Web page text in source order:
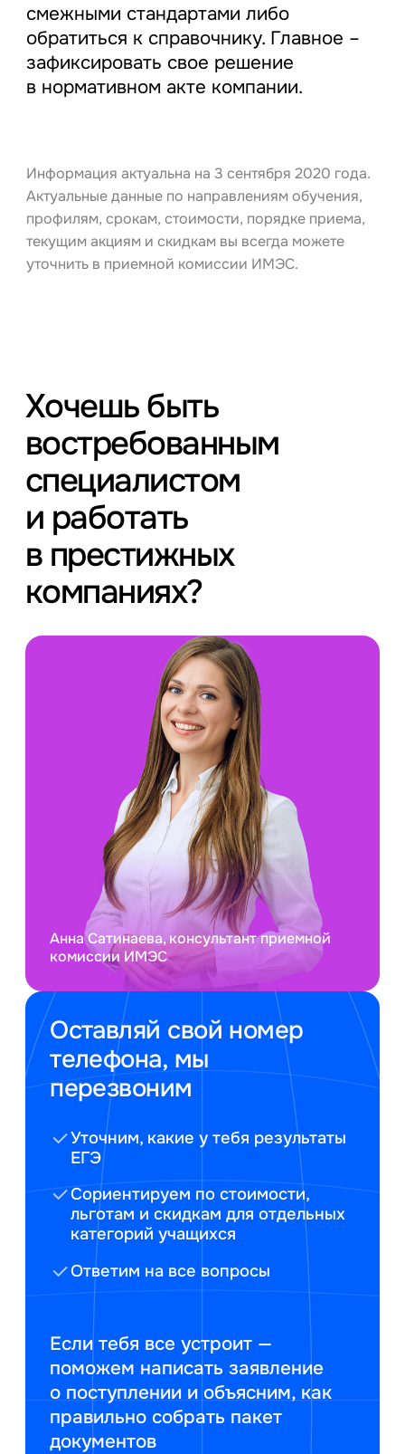
смежными стандартами либо
обратиться к справочнику. Главное –
зафиксировать свое решение
в нормативном акте компании.
Информация актуальна на 3 сентября 2020 года.
Актуальные данные по направлениям обучения,
профилям, срокам, стоимости, порядке приема,
текущим акциям и скидкам вы всегда можете
уточнить в приемной комиссии ИМЭС.
Хочешь быть
востребованным
специалистом
и работать
в престижных
компаниях?
Оставляй свой номер
телефона, мы
перезвоним
Уточним, какие у тебя результаты
ЕГЭ
Сориентируем по стоимости,
льготам и скидкам для отдельных
категорий учащихся
Ответим на все вопросы
Если тебя все устроит —
поможем написать заявление
о поступлении и объясним, как
правильно собрать пакет
документов
Анна Сатинаева, консультант приемной
комиссии ИМЭС